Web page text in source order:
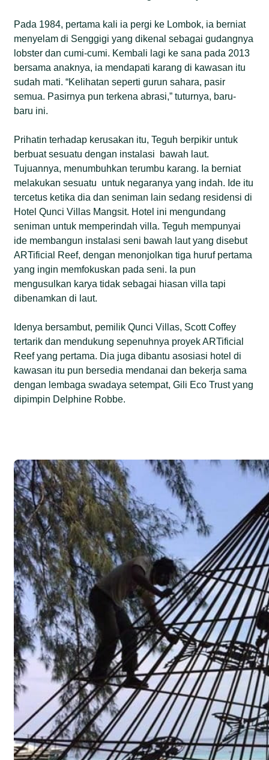
Pada 1984, pertama kali ia pergi ke Lombok, ia berniat
menyelam di Senggigi yang dikenal sebagai gudangnya
lobster dan cumi-cumi. Kembali lagi ke sana pada 2013
bersama anaknya, ia mendapati karang di kawasan itu
sudah mati. “Kelihatan seperti gurun sahara, pasir
semua. Pasirnya pun terkena abrasi,” tuturnya, baru-
baru ini.
Prihatin terhadap kerusakan itu, Teguh berpikir untuk
berbuat sesuatu dengan instalasi bawah laut.
Tujuannya, menumbuhkan terumbu karang. Ia berniat
melakukan sesuatu untuk negaranya yang indah. Ide itu
tercetus ketika dia dan seniman lain sedang residensi di
Hotel Qunci Villas Mangsit. Hotel ini mengundang
seniman untuk memperindah villa. Teguh mempunyai
ide membangun instalasi seni bawah laut yang disebut
ARTificial Reef, dengan menonjolkan tiga huruf pertama
yang ingin memfokuskan pada seni. Ia pun
mengusulkan karya tidak sebagai hiasan villa tapi
dibenamkan di laut.
Idenya bersambut, pemilik Qunci Villas, Scott Coffey
tertarik dan mendukung sepenuhnya proyek ARTificial
Reef yang pertama. Dia juga dibantu asosiasi hotel di
kawasan itu pun bersedia mendanai dan bekerja sama
dengan lembaga swadaya setempat, Gili Eco Trust yang
dipimpin Delphine Robbe.